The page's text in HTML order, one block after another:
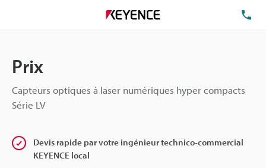
Prix
Capteurs optiques à laser numériques hyper compacts
Série LV
Devis rapide par votre ingénieur technico-commercial
KEYENCE local